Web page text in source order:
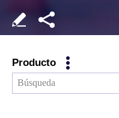
Producto